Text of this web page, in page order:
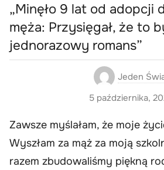
„Minęło 9 lat od adopcji
męża: Przysięgał, że to
jednorazowy romans”
Jeden
5 października,
Zawsze myślałam, że moje
Wyszłam za mąż za moją
razem zbudowaliśmy piękną